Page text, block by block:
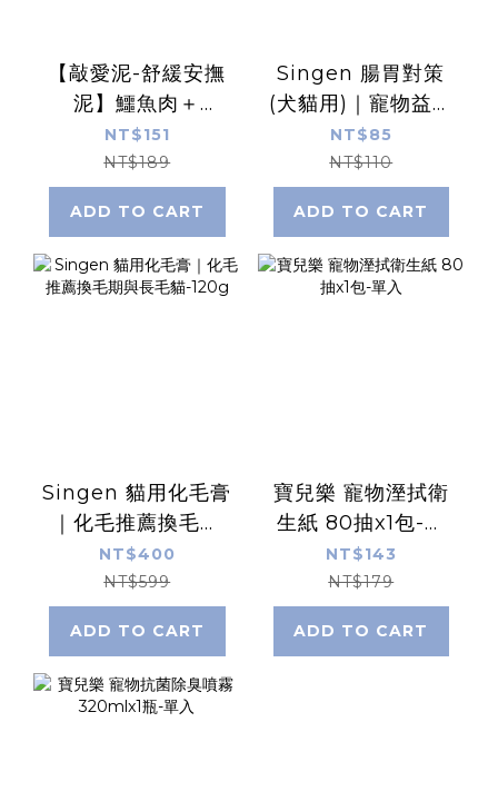
【敲愛泥-舒緩安撫
泥】鱷魚肉＋
GABA（5條入/包）
NT$151
NT$189
ADD TO CART
Singen 腸胃對策
(犬貓用)｜寵物益生
菌維護腸胃健康-2g
x 3包/袋
NT$85
NT$110
ADD TO CART
Singen 貓用化毛膏
｜化毛推薦換毛期
與長毛貓-120g
NT$400
NT$599
ADD TO CART
寶兒樂 寵物溼拭衛
生紙 80抽x1包-單
入
NT$143
NT$179
ADD TO CART